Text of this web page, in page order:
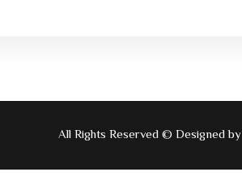
All Rights Reserved © Designed by